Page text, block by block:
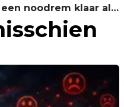
noodrem klaar als
komt"